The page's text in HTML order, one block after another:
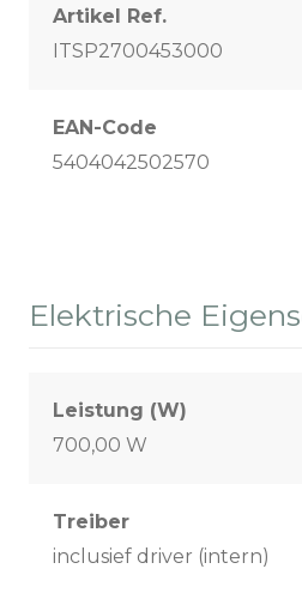
Artikel Ref.
ITSP2700453000
EAN-Code
5404042502570
Elektrische
Leistung (W)
700,00 W
Treiber
inclusief driver (intern)